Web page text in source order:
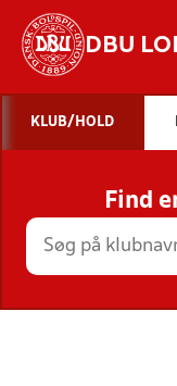
DBU
KLUB/HOLD
Find